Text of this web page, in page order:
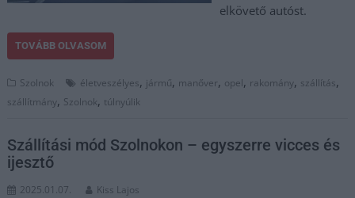
elkövető autóst.
TOVÁBB OLVASOM
Szolnok életveszélyes, jármű, manőver, opel, rakomány, szállítás,
szállítmány, Szolnok, túlnyúlik
Szállítási mód Szolnokon – egyszerre vicces és
ijesztő
2025.01.07. Kiss Lajos